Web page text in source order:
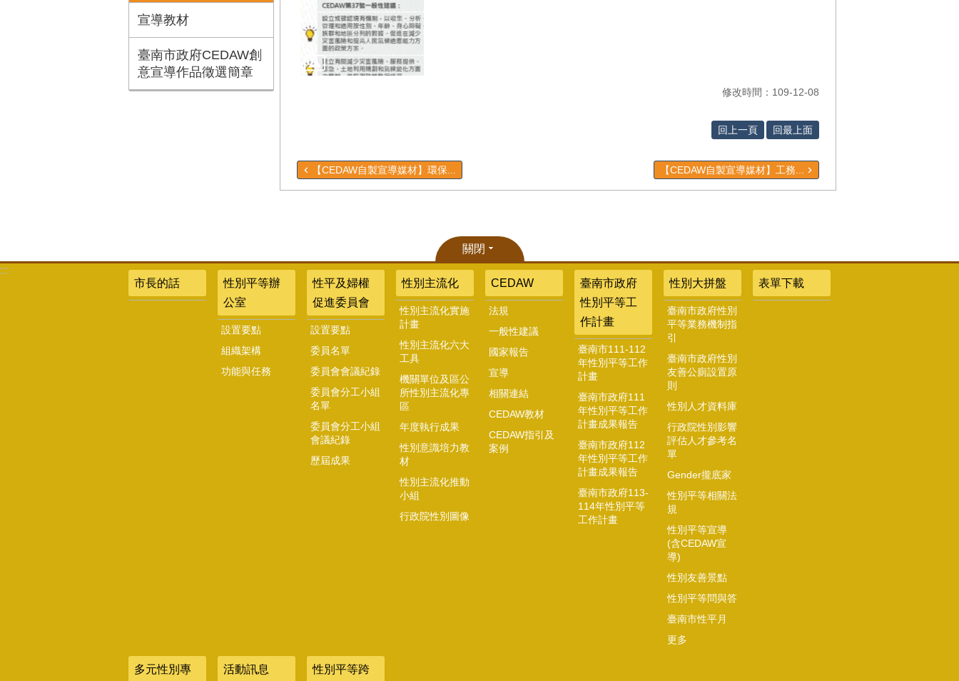
宣導教材
臺南市政府CEDAW創
意宣導作品徵選簡章
修改時間：109-12-08
回上一頁 回最上面
【CEDAW自製宣導媒材】環保... 【CEDAW自製宣導媒材】工務...
關閉
:::
市長的話
性別平等辦
公室
設置要點
組織架構
功能與任務
性平及婦權
促進委員會
設置要點
委員名單
委員會會議紀錄
委員會分工小組
名單
委員會分工小組
會議紀錄
歷屆成果
性別主流化
性別主流化實施
計畫
性別主流化六大
工具
機關單位及區公
所性別主流化專
區
年度執行成果
性別意識培力教
材
性別主流化推動
小組
行政院性別圖像
CEDAW
法規
一般性建議
國家報告
宣導
相關連結
CEDAW教材
CEDAW指引及
案例
臺南市政府
性別平等工
作計畫
臺南市111-112
年性別平等工作
計畫
臺南市政府111
年性別平等工作
計畫成果報告
臺南市政府112
年性別平等工作
計畫成果報告
臺南市政府113-
114年性別平等
工作計畫
性別大拼盤
臺南市政府性別
平等業務機制指
引
臺南市政府性別
友善公廁設置原
則
性別人才資料庫
行政院性別影響
評估人才參考名
單
Gender攏底家
性別平等相關法
規
性別平等宣導
(含CEDAW宣
導)
性別友善景點
性別平等問與答
臺南市性平月
更多
表單下載
多元性別專
活動訊息
性別平等跨